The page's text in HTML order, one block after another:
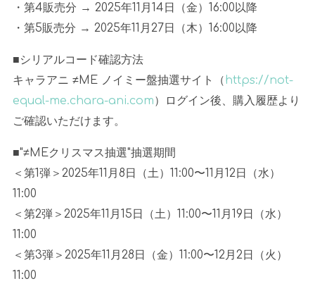
・第4販売分 → 2025年11月14日（金）16:00以降
・第5販売分 → 2025年11月27日（木）16:00以降
■シリアルコード確認方法
キャラアニ ≠ME ノイミー盤抽選サイト（https://not-
equal-me.chara-ani.com）ログイン後、購入履歴より
ご確認いただけます。
■"≠MEクリスマス抽選"抽選期間
＜第1弾＞2025年11月8日（土）11:00〜11月12日（水）
11:00
＜第2弾＞2025年11月15日（土）11:00〜11月19日（水）
11:00
＜第3弾＞2025年11月28日（金）11:00〜12月2日（火）
11:00